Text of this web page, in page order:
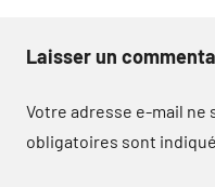
Laisser un
Votre adresse e-mail ne
obligatoires sont